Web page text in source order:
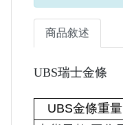
商品敘述
UBS瑞士金條
UBS金條重量